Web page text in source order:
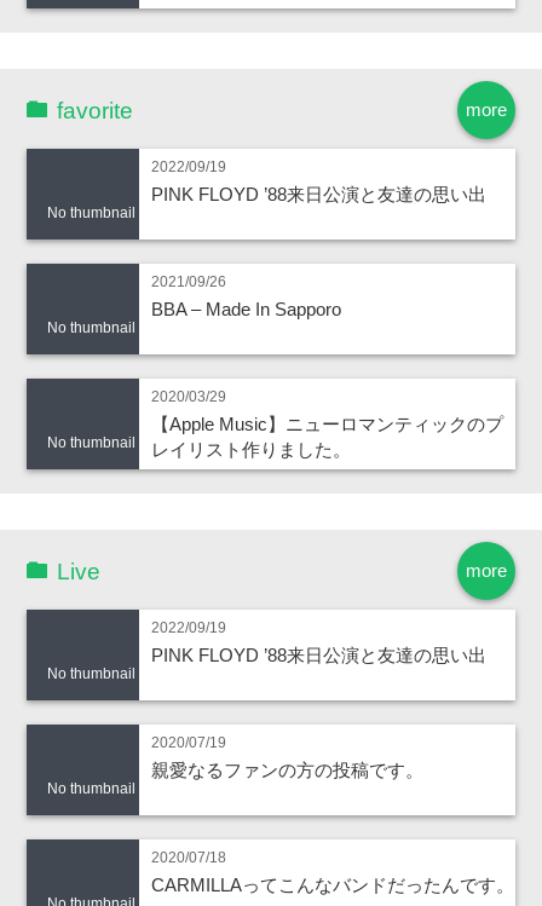
more
favorite
No thumbnail
2022/09/19
PINK FLOYD ’88来日公演と友達の思い出
No thumbnail
2021/09/26
BBA – Made In Sapporo
No thumbnail
2020/03/29
【Apple Music】ニューロマンティックのプ
レイリスト作りました。
more
Live
No thumbnail
2022/09/19
PINK FLOYD ’88来日公演と友達の思い出
No thumbnail
2020/07/19
親愛なるファンの方の投稿です。
2020/07/18
CARMILLAってこんなバンドだったんです。